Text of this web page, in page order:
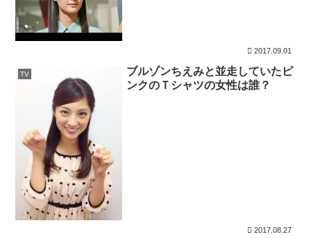
2017.09.01
TV
ブルゾンちえみと並走していたピ
ンクのＴシャツの女性は誰？
2017.08.27